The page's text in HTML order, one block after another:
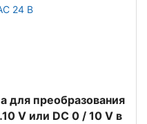
для преобразования
V или DC 0 / 10 V в